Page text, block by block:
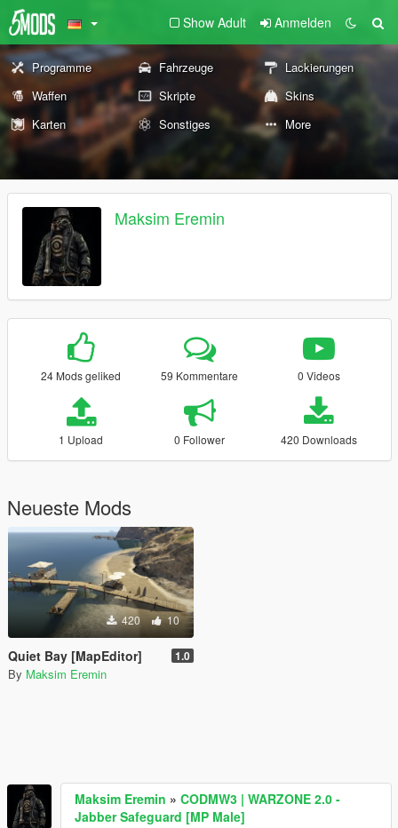
Show Adult Anmelden
Programme Fahrzeuge
Lackierungen
Waffen
Skripte
Skins
Karten
Sonstiges More
Maksim Eremin
24 Mods geliked 59 Kommentare 0 Videos
1 Upload 0 Follower 420 Downloads
Neueste Mods
420 10
Quiet Bay [MapEditor] 1.0
By Maksim Eremin
Maksim Eremin » CODMW3 | WARZONE 2.0 -
Jabber Safeguard [MP Male]